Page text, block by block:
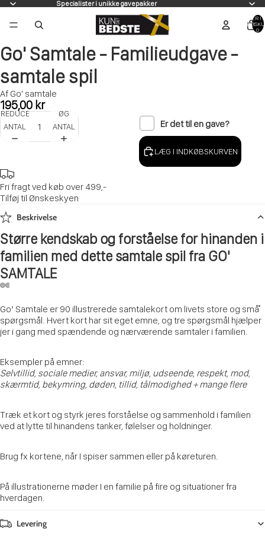
Specialister i unikke gavepakker
VARER I
0
Go' Samtale - Familieudgave -
samtale spil
Af Go' samtale
195,00 kr
REDUCER
ANTAL
ØG
ANTAL
Er det til en gave?
LÆG I INDKØBSKURVEN
Fri fragt ved køb over 499,-
Tilføj til Ønskeskyen
Beskrivelse
Større kendskab og forståelse for hinanden i
familien med dette samtale spil fra GO'
SAMTALE
Go’ Samtale er 90 illustrerede samtalekort om livets store og små̊
spørgsmål. Hvert kort har sit eget emne, og tre spørgsmål hjælper
jer i gang med spændende og nærværende samtaler i familien.
Eksempler på emner:
Selvtillid, sociale medier, ansvar, miljø, udseende, respekt, mod,
skærmtid, bekymring, døden, tillid, tålmodighed + mange flere
Træk et kort og styrk jeres forståelse og sammenhold i familien
ved at lytte til hinandens tanker, følelser og holdninger.
Brug fx kortene, når I spiser sammen eller på køreturen.
På illustrationerne møder I en familie på fire og situationer fra
hverdagen.
Levering